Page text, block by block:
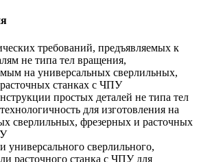
требований, предъявляемых к
не типа тел вращения,
на универсальных сверлильных,
станках с ЧПУ
простых деталей не типа тел
для изготовления на
сверлильных, фрезерных и расточных
универсального сверлильного,
расточного станка с ЧПУ для